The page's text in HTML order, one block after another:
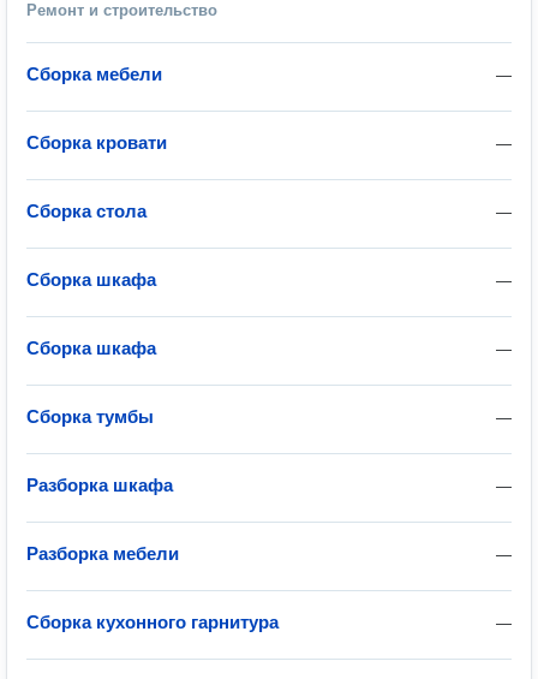
Ремонт и строительство
—
Сборка мебели
—
Сборка кровати
—
Сборка стола
—
Сборка шкафа
—
Сборка шкафа
—
Сборка тумбы
—
Разборка шкафа
—
Разборка мебели
—
Сборка кухонного гарнитура